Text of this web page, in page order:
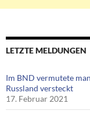
LETZTE MELDUNGEN
Im BND vermutete
Russland versteckt
17. Februar 2021